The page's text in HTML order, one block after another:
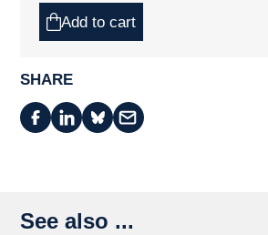
Add to cart
SHARE
See also ...